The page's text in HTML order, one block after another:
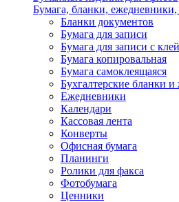
Бумага, бланки,
Бланки документов
Бумага для записи
Бумага для записи с
Бумага копировальная
Бумага самоклеящаяся
Бухгалтерские бланки
Ежедневники
Календари
Кассовая лента
Конверты
Офисная бумага
Планинги
Ролики для факса
Фотобумага
Ценники